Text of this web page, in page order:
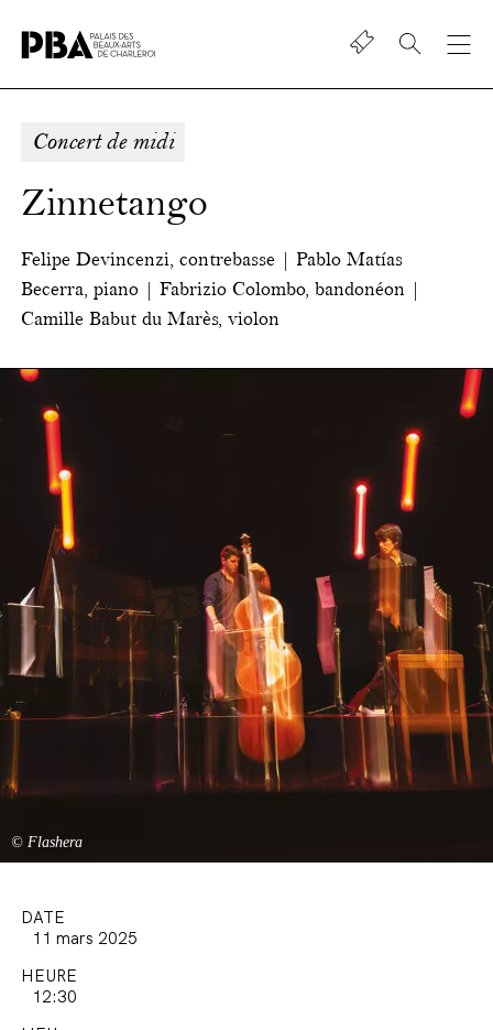
beaux-
de
Charleroi
Shop
Concert de midi
Zinnetango
Felipe Devincenzi, contrebasse | Pablo Matías
Becerra, piano | Fabrizio Colombo, bandonéon |
Camille Babut du Marès, violon
© Flashera
DATE
11 mars 2025
HEURE
12:30